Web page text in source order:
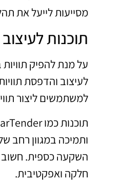
מסייעות לייעל את
תוכנות
על מנת להפיק
לעיצוב והדפסת
למשתמשים ליצור
ותמיכה במגוון רחב
השקעה כספית. חשוב
חלקה ואפקטיבית.